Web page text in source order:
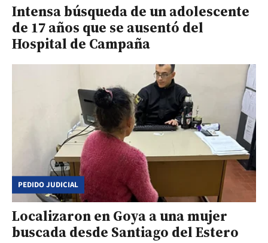
Intensa búsqueda de un adolescente
de 17 años que se ausentó del
Hospital de Campaña
PEDIDO JUDICIAL
Localizaron en Goya a una mujer
buscada desde Santiago del Estero